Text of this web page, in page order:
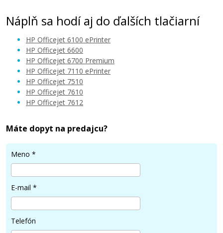
Sada kompatibilných náplní s HP č. 932 XL
a 933 XL (C2P42AE)
Súprava kompatibilných náplní
Náplň sa hodí aj do ďalších tlačiarní
HP Officejet 6100 ePrinter
HP Officejet 6600
HP Officejet 6700 Premium
HP Officejet 7110 ePrinter
HP Officejet 7510
HP Officejet 7610
HP Officejet 7612
Máte dopyt na predajcu?
Meno *
E-mail *
Telefón